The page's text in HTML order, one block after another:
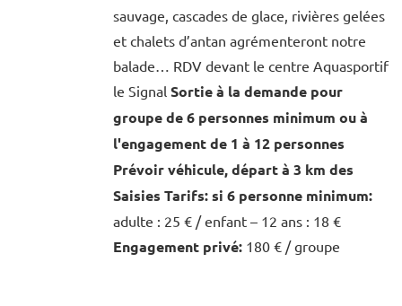
sauvage, cascades de glace, rivières gelées
et chalets d’antan agrémenteront notre
balade… RDV devant le centre Aquasportif
le Signal Sortie à la demande pour
groupe de 6 personnes minimum ou à
l'engagement de 1 à 12 personnes
Prévoir véhicule, départ à 3 km des
Saisies Tarifs: si 6 personne minimum:
adulte : 25 € / enfant – 12 ans : 18 €
Engagement privé:180 € / groupe